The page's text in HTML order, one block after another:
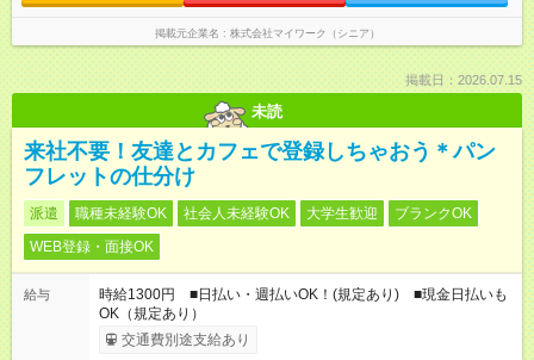
掲載元企業名 株式会社マイワーク（シニア）
掲載日：2026.07.15
未読
来社不要！友達とカフェで登録しちゃおう＊パン
フレットの仕分け
派遣 職種未経験OK 社会人未経験OK 大学生歓迎
ブランクOK
WEB登録・面接OK
給与
時給1300円 ■日払い・週払いOK！(規定あり) ■現金日払いも
OK（規定あり）
交通費別途支給あり